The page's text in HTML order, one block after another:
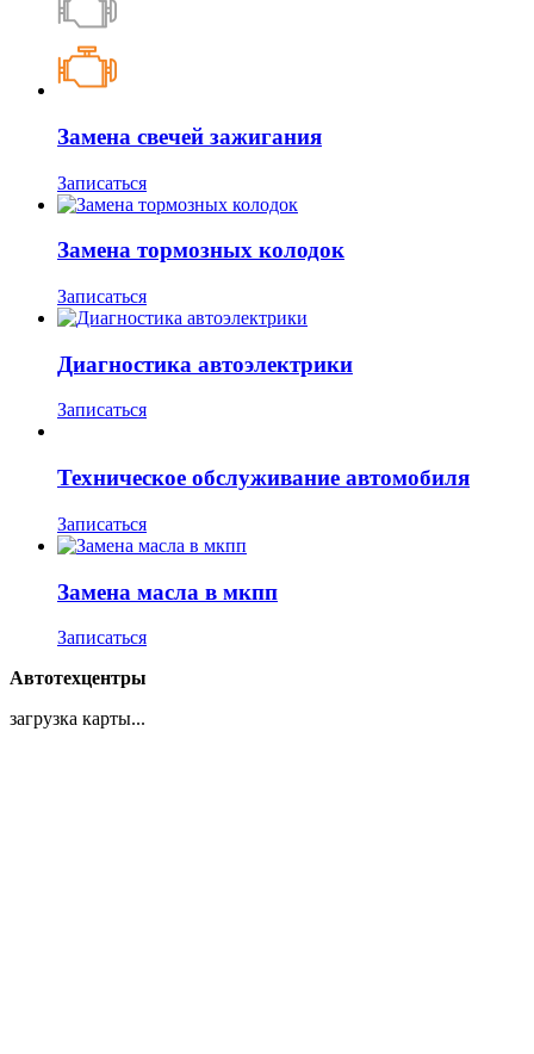
Замена свечей зажигания
Записаться
Замена тормозных колодок
Записаться
Диагностика автоэлектрики
Записаться
Техническое обслуживание автомобиля
Записаться
Замена масла в мкпп
Записаться
Автотехцентры
загрузка карты...